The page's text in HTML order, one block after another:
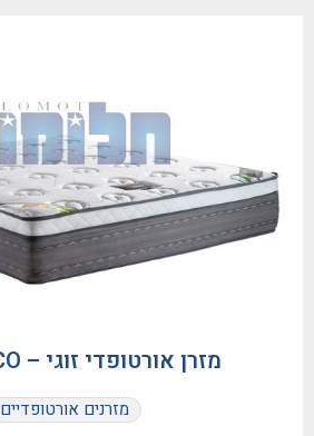
מזרן אורטופדי זוגי – TOP VISCO
מזרנים אורטופדיים